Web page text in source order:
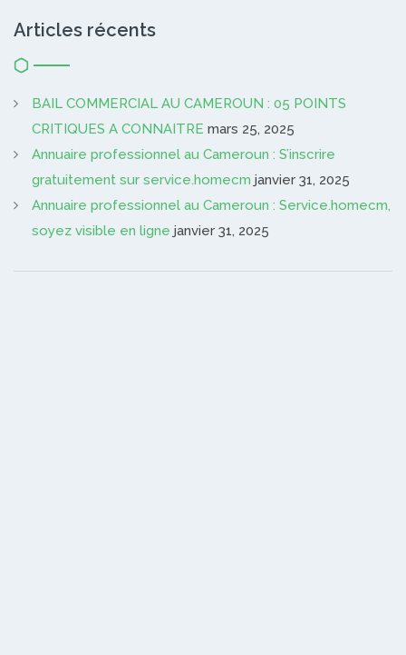
Articles récents
BAIL COMMERCIAL AU CAMEROUN : 05 POINTS
CRITIQUES A CONNAITRE mars 25, 2025
Annuaire professionnel au Cameroun : S’inscrire
gratuitement sur service.homecm janvier 31, 2025
Annuaire professionnel au Cameroun : Service.homecm,
soyez visible en ligne janvier 31, 2025